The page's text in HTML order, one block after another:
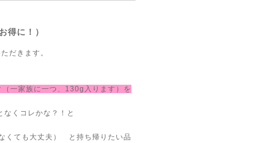
に！）
だきます。
（一家族に一つ、130g入ります）を
くコレかな？！と
くても大丈夫） と持ち帰りたい品